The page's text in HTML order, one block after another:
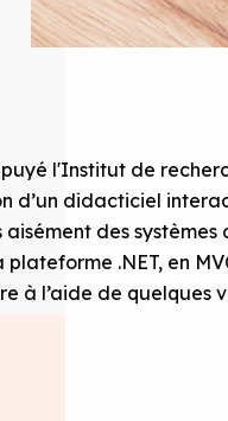
l'Institut de
d’un didacticiel
aisément des
.NET, en
à l’aide de